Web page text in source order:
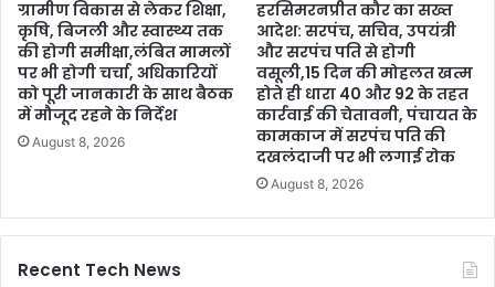
ग्रामीण विकास से लेकर शिक्षा,
कृषि, बिजली और स्वास्थ्य तक
की होगी समीक्षा,लंबित मामलों
पर भी होगी चर्चा, अधिकारियों
को पूरी जानकारी के साथ बैठक
में मौजूद रहने के निर्देश
August 8, 2026
हरसिमरनप्रीत कौर का सख्त
आदेश: सरपंच, सचिव, उपयंत्री
और सरपंच पति से होगी
वसूली,15 दिन की मोहलत खत्म
होते ही धारा 40 और 92 के तहत
कार्रवाई की चेतावनी, पंचायत के
कामकाज में सरपंच पति की
दखलंदाजी पर भी लगाई रोक
August 8, 2026
Recent Tech News